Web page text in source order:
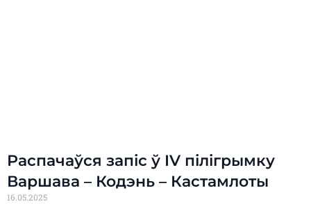
Распачаўся запіс ў IV пілігрымку
Варшава – Кодэнь – Кастамлоты
16.05.2025